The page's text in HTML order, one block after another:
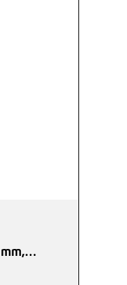
von 4.67 von 5